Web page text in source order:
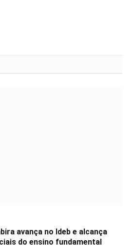
avança no Ideb e alcança
do ensino fundamental